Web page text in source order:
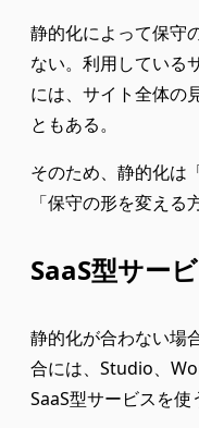
静的化によって保守
ない。利用している
には、サイト全体の
ともある。
そのため、静的化は
「保守の形を変える
SaaS型サー
静的化が合わない場
合には、Studio、
SaaS型サービスを使